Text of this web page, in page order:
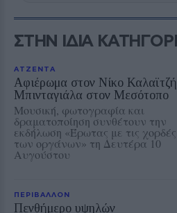
ΣΤΗΝ ΙΔΙΑ
ΑΤΖΕΝΤΑ
Αφιέρωμα στον Νίκο
Μπινταγιάλα στον Μεσότοπο
Μουσική, φωτογραφία και
δραματοποίηση συνθέτουν την
εκδήλωση «Έρωτας με τις χορδές
των οργάνων» τη Δευτέρα 10
Αυγούστου
ΠΕΡΙΒΑΛΛΟΝ
Πενθήμερο υψηλών